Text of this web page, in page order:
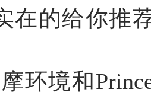
在的给你推
环境和